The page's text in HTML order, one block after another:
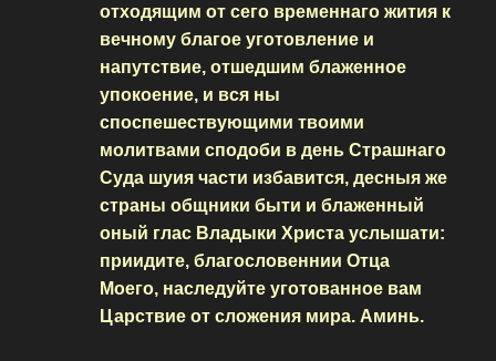
отходящим от сего временнаго жития к
вечному благое уготовление и
напутствие, отшедшим блаженное
упокоение, и вся ны
споспешествующими твоими
молитвами сподоби в день Страшнаго
Суда шуия части избавится, десныя же
страны общники быти и блаженный
оный глас Владыки Христа услышати:
приидите, благословеннии Отца
Моего, наследуйте уготованное вам
Царствие от сложения мира. Аминь.